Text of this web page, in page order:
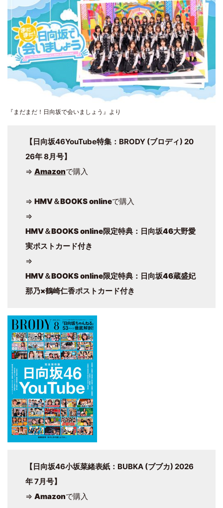
『まだまだ！日向坂で会いましょう』より
【日向坂46YouTube特集：BRODY (ブロディ) 20
26年 8月号】
⇒ Amazonで購入
⇒ HMV＆BOOKS onlineで購入
⇒
HMV＆BOOKS online限定特典：日向坂46大野愛
実ポストカード付き
⇒
HMV＆BOOKS online限定特典：日向坂46蔵盛妃
那乃×鶴崎仁香ポストカード付き
【日向坂46小坂菜緒表紙：BUBKA (ブブカ) 2026
年 7月号】
⇒ Amazonで購入